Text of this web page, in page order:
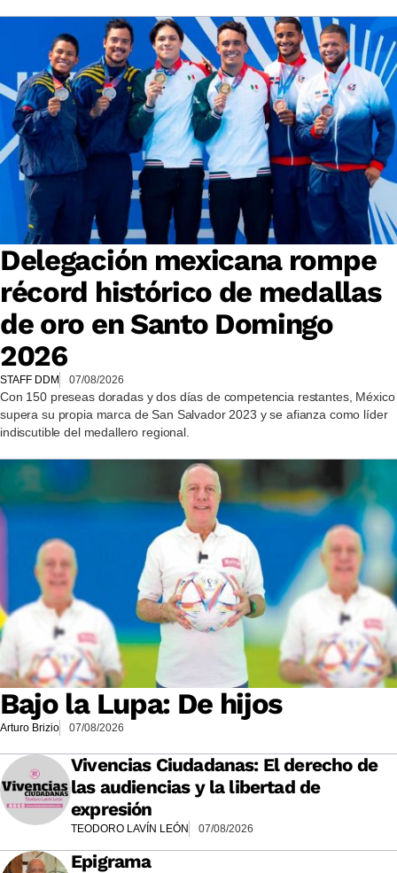
Delegación mexicana rompe
récord histórico de medallas
de oro en Santo Domingo
2026
STAFF DDM 07/08/2026
Con 150 preseas doradas y dos días de competencia restantes, México
supera su propia marca de San Salvador 2023 y se afianza como líder
indiscutible del medallero regional.
Bajo la Lupa: De hijos
Arturo Brizio 07/08/2026
Vivencias Ciudadanas: El derecho de
las audiencias y la libertad de
expresión
TEODORO LAVÍN LEÓN 07/08/2026
Epigrama